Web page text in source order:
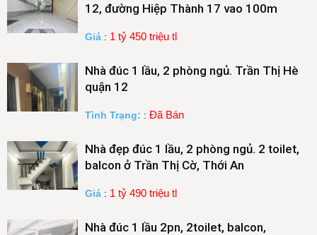
12, đường Hiệp Thành 17 vao 100m
Giá : 1 tỷ 450 triệu tl
Nhà đúc 1 lầu, 2 phòng ngủ. Trần Thị Hè
quận 12
Tình Trạng: : Đã Bán
Nhà đẹp đúc 1 lầu, 2 phòng ngủ. 2 toilet,
balcon ở Trần Thị Cờ, Thới An
Giá : 1 tỷ 490 triệu tl
Nhà đúc 1 lầu 2pn, 2toilet, balcon,